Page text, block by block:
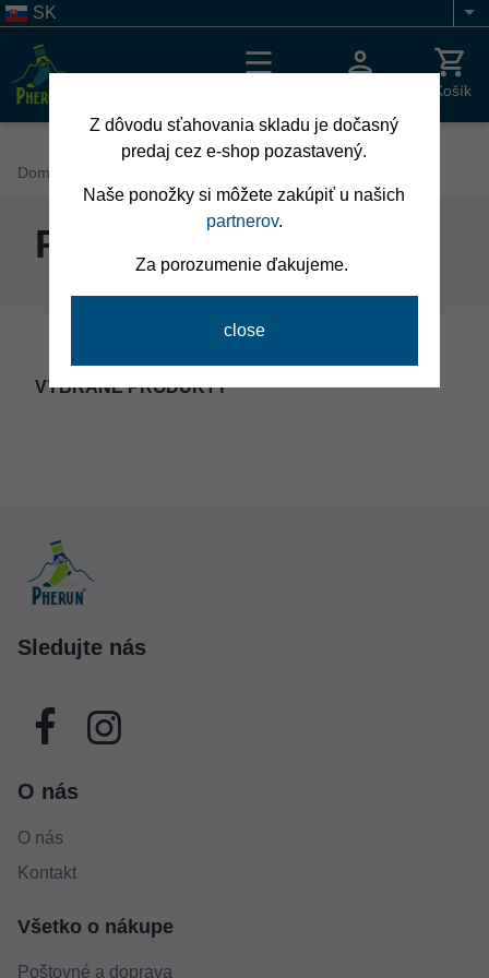
Skočiť
hlavný
obsah
SK
Košík
Breadcrumb
Domov
Pre psíkov
Z dôvodu sťahovania skladu je dočasný
predaj cez e-shop pozastavený.
Naše ponožky si môžete zakúpiť u našich
partnerov.
Za porozumenie ďakujeme.
VYBRANÉ PRODUKTY
Sledujte nás
O nás
O nás
Kontakt
Všetko o nákupe
Poštovné a doprava